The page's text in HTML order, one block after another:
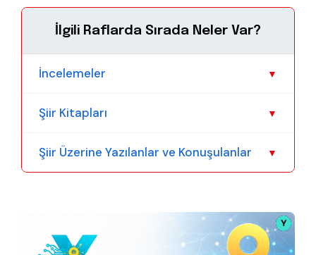
İlgili Raflarda Sırada Neler Var?
İncelemeler ▼
Şiir Kitapları ▼
Şiir Üzerine Yazılanlar ve Konuşulanlar ▼